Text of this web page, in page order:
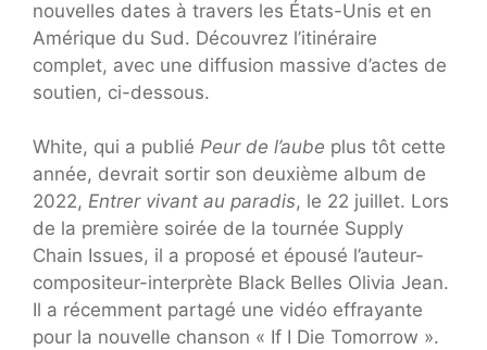
nouvelles dates à travers les États-Unis et en
Amérique du Sud. Découvrez l’itinéraire
complet, avec une diffusion massive d’actes de
soutien, ci-dessous.
White, qui a publié Peur de l’aube plus tôt cette
année, devrait sortir son deuxième album de
2022, Entrer vivant au paradis, le 22 juillet. Lors
de la première soirée de la tournée Supply
Chain Issues, il a proposé et épousé l’auteur-
compositeur-interprète Black Belles Olivia Jean.
Il a récemment partagé une vidéo effrayante
pour la nouvelle chanson « If I Die Tomorrow ».